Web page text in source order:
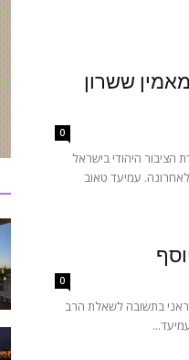
מהציבור מאמין ששרון
0
הציבור היהודי בישראל
עמיעד טאוב
0
בתשובה לשאלת הרב